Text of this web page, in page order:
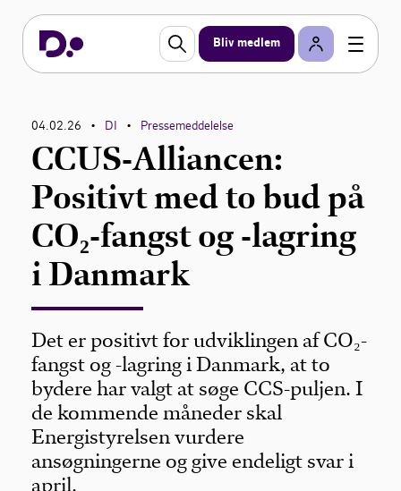
Bliv medlem
04.02.26 • DI • Pressemeddelelse
CCUS-Alliancen:
Positivt med to bud på
CO₂-fangst og -lagring
i Danmark
Det er positivt for udviklingen af CO₂-
fangst og -lagring i Danmark, at to
bydere har valgt at søge CCS-puljen. I
de kommende måneder skal
Energistyrelsen vurdere
ansøgningerne og give endeligt svar i
april.